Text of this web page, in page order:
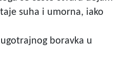
suha i umorna, iako
boravka u